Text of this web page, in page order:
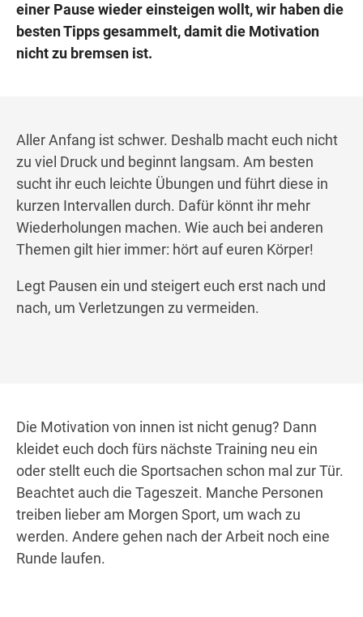
einer Pause wieder einsteigen wollt, wir haben die
besten Tipps gesammelt, damit die Motivation
nicht zu bremsen ist.
Aller Anfang ist schwer. Deshalb macht euch nicht
zu viel Druck und beginnt langsam. Am besten
sucht ihr euch leichte Übungen und führt diese in
kurzen Intervallen durch. Dafür könnt ihr mehr
Wiederholungen machen. Wie auch bei anderen
Themen gilt hier immer: hört auf euren Körper!
Legt Pausen ein und steigert euch erst nach und
nach, um Verletzungen zu vermeiden.
Die Motivation von innen ist nicht genug? Dann
kleidet euch doch fürs nächste Training neu ein
oder stellt euch die Sportsachen schon mal zur Tür.
Beachtet auch die Tageszeit. Manche Personen
treiben lieber am Morgen Sport, um wach zu
werden. Andere gehen nach der Arbeit noch eine
Runde laufen.